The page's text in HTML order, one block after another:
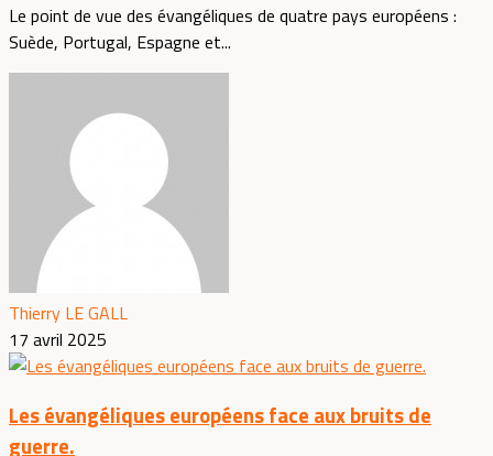
Le point de vue des évangéliques de quatre pays européens :
Suède, Portugal, Espagne et...
Thierry LE GALL
17 avril 2025
Les évangéliques européens face aux bruits de
guerre.